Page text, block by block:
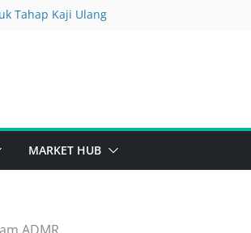
Tahap Kaji Ulang
yang Beda
MARKET HUB